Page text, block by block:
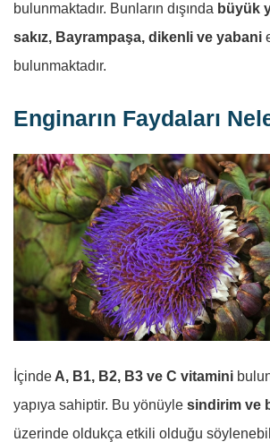
bulunmaktadır. Bunların dışında büyük
sakız, Bayrampaşa, dikenli ve yabani
bulunmaktadır.
Enginarın Faydaları
İçinde A, B1, B2, B3 ve C vitamini
yapıya sahiptir. Bu yönüyle sindirim ve
üzerinde oldukça etkili olduğu